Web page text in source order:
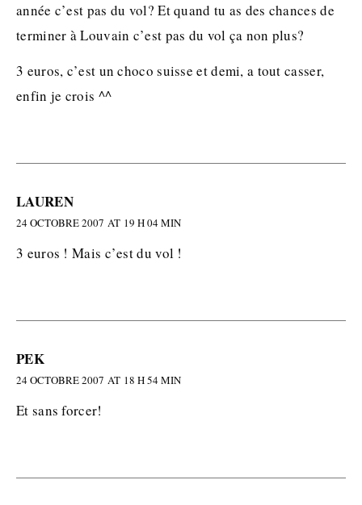
année c’est pas du vol? Et quand tu as des chances de
terminer à Louvain c’est pas du vol ça non plus?
3 euros, c’est un choco suisse et demi, a tout casser,
enfin je crois ^^
LAUREN
24 OCTOBRE 2007 AT 19 H 04 MIN
3 euros ! Mais c’est du vol !
PEK
24 OCTOBRE 2007 AT 18 H 54 MIN
Et sans forcer!